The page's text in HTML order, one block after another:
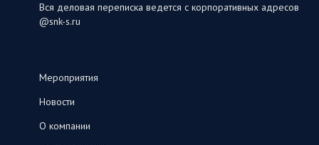
Вся деловая переписка ведется с корпоративных адресов
@snk-s.ru
Мероприятия
Новости
О компании